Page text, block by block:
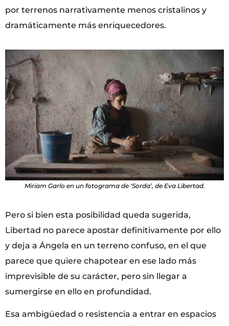
por terrenos narrativamente menos cristalinos y
dramáticamente más enriquecedores.
Miriam Garlo en un fotograma de ‘Sorda’, de Eva Libertad.
Pero si bien esta posibilidad queda sugerida,
Libertad no parece apostar definitivamente por ello
y deja a Ángela en un terreno confuso, en el que
parece que quiere chapotear en ese lado más
imprevisible de su carácter, pero sin llegar a
sumergirse en ello en profundidad.
Esa ambigüedad o resistencia a entrar en espacios